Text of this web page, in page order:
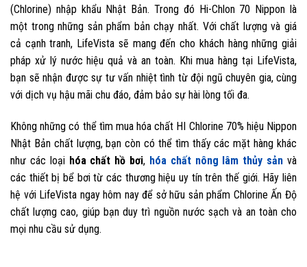
(Chlorine) nhập khẩu Nhật Bản. Trong đó Hi-Chlon 70 Nippon là
một trong những sản phẩm bản chạy nhất. Với chất lượng và giá
cả cạnh tranh, LifeVista sẽ mang đến cho khách hàng những giải
pháp xử lý nước hiệu quả và an toàn. Khi mua hàng tại LifeVista,
bạn sẽ nhận được sự tư vấn nhiệt tình từ đội ngũ chuyên gia, cùng
với dịch vụ hậu mãi chu đáo, đảm bảo sự hài lòng tối đa.
Không những có thể tìm mua hóa chất HI Chlorine 70% hiệu Nippon
Nhật Bản chất lượng, bạn còn có thể tìm thấy các mặt hàng khác
như các loại hóa chất hồ bơi, hóa chất nông lâm thủy sản và
các thiết bị bể bơi từ các thương hiệu uy tín trên thế giới. Hãy liên
hệ với LifeVista ngay hôm nay để sở hữu sản phẩm Chlorine Ấn Độ
chất lượng cao, giúp bạn duy trì nguồn nước sạch và an toàn cho
mọi nhu cầu sử dụng.